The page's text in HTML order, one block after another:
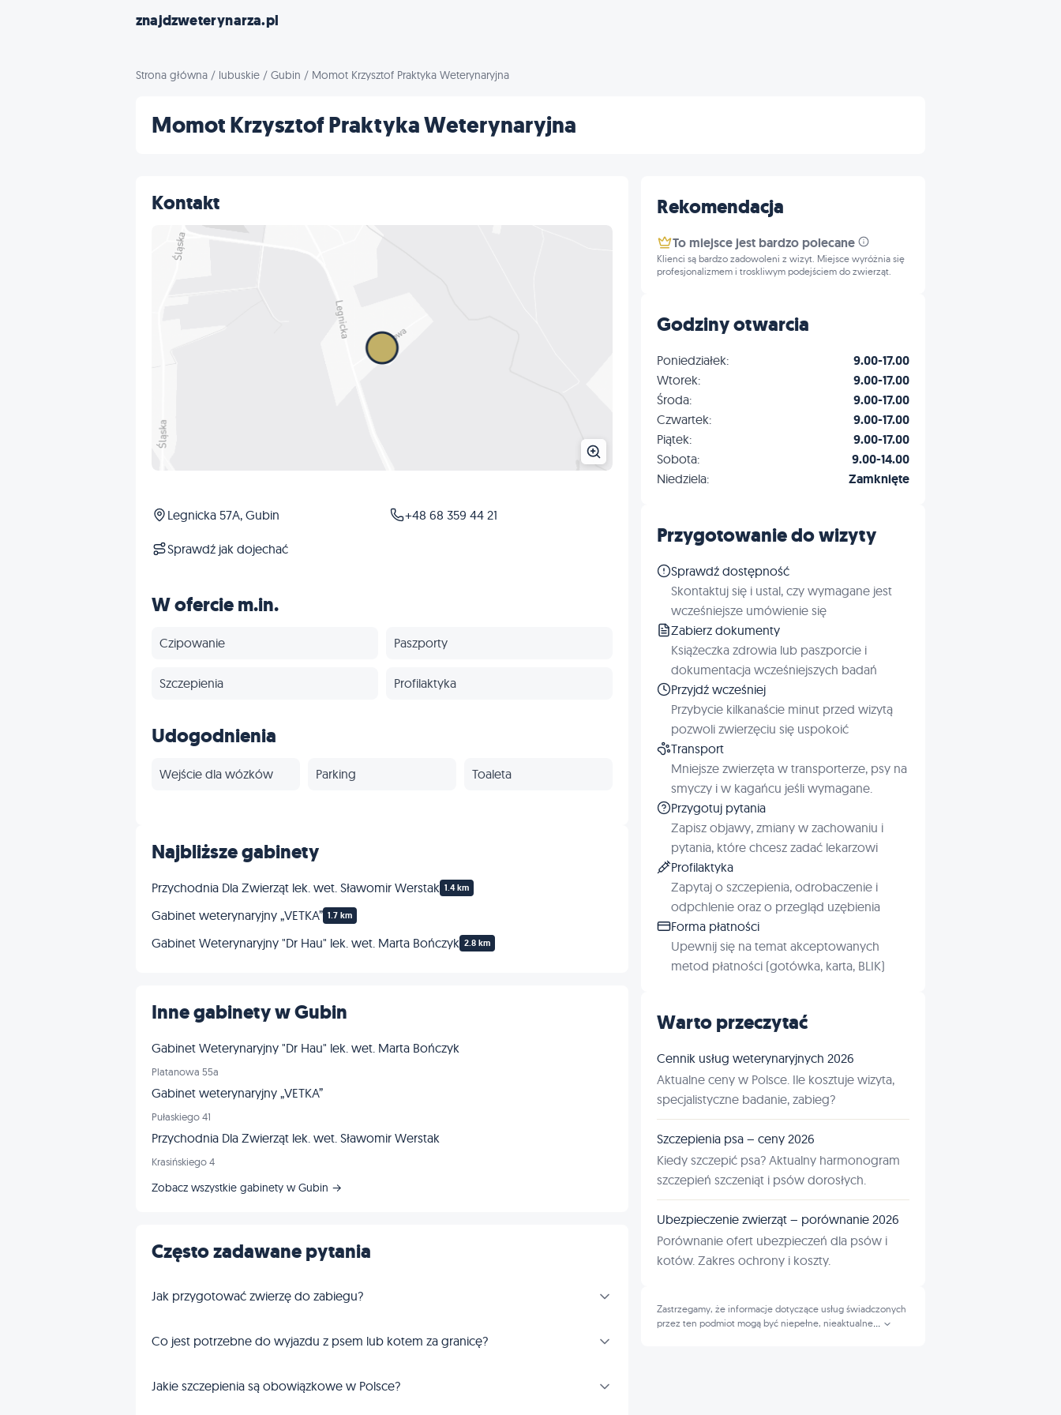
znajdzweterynarza.pl
Strona główna / lubuskie / Gubin / Momot Krzysztof Praktyka Weterynaryjna
Momot Krzysztof Praktyka Weterynaryjna
Kontakt
Legnicka 57A, Gubin +48 68 359 44 21
Sprawdź jak dojechać
W ofercie m.in.
Czipowanie Paszporty
Szczepienia Profilaktyka
Udogodnienia
Wejście dla wózków Parking Toaleta
Najbliższe gabinety
Przychodnia Dla Zwierząt lek. wet. Sławomir Werstak 1.4 km
Gabinet weterynaryjny „VETKA” 1.7 km
Gabinet Weterynaryjny "Dr Hau" lek. wet. Marta Bończyk 2.8 km
Inne gabinety w Gubin
Gabinet Weterynaryjny "Dr Hau" lek. wet. Marta Bończyk
Platanowa 55a
Gabinet weterynaryjny „VETKA”
Pułaskiego 41
Przychodnia Dla Zwierząt lek. wet. Sławomir Werstak
Krasińskiego 4
Zobacz wszystkie gabinety w Gubin →
Często zadawane pytania
Jak przygotować zwierzę do zabiegu?
Co jest potrzebne do wyjazdu z psem lub kotem za granicę?
Jakie szczepienia są obowiązkowe w Polsce?
Rekomendacja
To miejsce jest bardzo polecane
Klienci są bardzo zadowoleni z wizyt. Miejsce wyróżnia się
profesjonalizmem i troskliwym podejściem do zwierząt.
Godziny otwarcia
Poniedziałek: 9.00-17.00
Wtorek: 9.00-17.00
Środa: 9.00-17.00
Czwartek: 9.00-17.00
Piątek: 9.00-17.00
Sobota: 9.00-14.00
Niedziela: Zamknięte
Przygotowanie do wizyty
Sprawdź dostępność
Skontaktuj się i ustal, czy wymagane jest
wcześniejsze umówienie się
Zabierz dokumenty
Książeczka zdrowia lub paszporcie i
dokumentacja wcześniejszych badań
Przyjdź wcześniej
Przybycie kilkanaście minut przed wizytą
pozwoli zwierzęciu się uspokoić
Transport
Mniejsze zwierzęta w transporterze, psy na
smyczy i w kagańcu jeśli wymagane.
Przygotuj pytania
Zapisz objawy, zmiany w zachowaniu i
pytania, które chcesz zadać lekarzowi
Profilaktyka
Zapytaj o szczepienia, odrobaczenie i
odpchlenie oraz o przegląd uzębienia
Forma płatności
Upewnij się na temat akceptowanych
metod płatności (gotówka, karta, BLIK)
Warto przeczytać
Cennik usług weterynaryjnych 2026
Aktualne ceny w Polsce. Ile kosztuje wizyta,
specjalistyczne badanie, zabieg?
Szczepienia psa – ceny 2026
Kiedy szczepić psa? Aktualny harmonogram
szczepień szczeniąt i psów dorosłych.
Ubezpieczenie zwierząt – porównanie 2026
Porównanie ofert ubezpieczeń dla psów i
kotów. Zakres ochrony i koszty.
Zastrzegamy, że informacje dotyczące usług świadczonych
przez ten podmiot mogą być niepełne, nieaktualne...